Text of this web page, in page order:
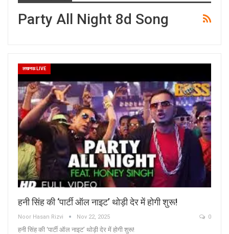
Party All Night 8d Song
लखनऊ LIVE
हनी सिंह की ‘पार्टी ऑल नाइट’ थोड़ी देर में होगी शुरू!
Noor Hasan Rizvi Nov 22, 2025 0
हनी सिंह की ‘पार्टी ऑल नाइट’ थोड़ी देर में होगी शुरू!